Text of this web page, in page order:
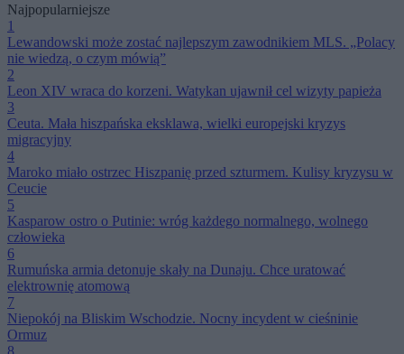
Najpopularniejsze
1
Lewandowski może zostać najlepszym zawodnikiem MLS. „Polacy
nie wiedzą, o czym mówią”
2
Leon XIV wraca do korzeni. Watykan ujawnił cel wizyty papieża
3
Ceuta. Mała hiszpańska eksklawa, wielki europejski kryzys
migracyjny
4
Maroko miało ostrzec Hiszpanię przed szturmem. Kulisy kryzysu w
Ceucie
5
Kasparow ostro o Putinie: wróg każdego normalnego, wolnego
człowieka
6
Rumuńska armia detonuje skały na Dunaju. Chce uratować
elektrownię atomową
7
Niepokój na Bliskim Wschodzie. Nocny incydent w cieśninie
Ormuz
8